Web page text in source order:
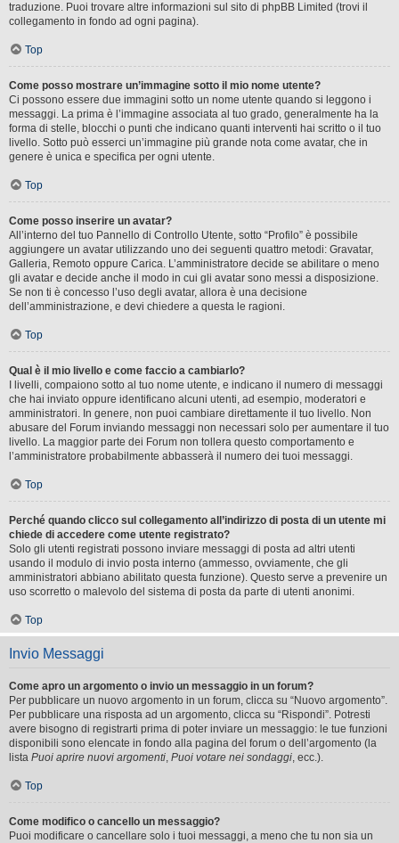
traduzione. Puoi trovare altre informazioni sul sito di phpBB Limited (trovi il
collegamento in fondo ad ogni pagina).
Top
Come posso mostrare un’immagine sotto il mio nome utente?
Ci possono essere due immagini sotto un nome utente quando si leggono i
messaggi. La prima è l’immagine associata al tuo grado, generalmente ha la
forma di stelle, blocchi o punti che indicano quanti interventi hai scritto o il tuo
livello. Sotto può esserci un’immagine più grande nota come avatar, che in
genere è unica e specifica per ogni utente.
Top
Come posso inserire un avatar?
All’interno del tuo Pannello di Controllo Utente, sotto “Profilo” è possibile
aggiungere un avatar utilizzando uno dei seguenti quattro metodi: Gravatar,
Galleria, Remoto oppure Carica. L’amministratore decide se abilitare o meno
gli avatar e decide anche il modo in cui gli avatar sono messi a disposizione.
Se non ti è concesso l’uso degli avatar, allora è una decisione
dell’amministrazione, e devi chiedere a questa le ragioni.
Top
Qual è il mio livello e come faccio a cambiarlo?
I livelli, compaiono sotto al tuo nome utente, e indicano il numero di messaggi
che hai inviato oppure identificano alcuni utenti, ad esempio, moderatori e
amministratori. In genere, non puoi cambiare direttamente il tuo livello. Non
abusare del Forum inviando messaggi non necessari solo per aumentare il tuo
livello. La maggior parte dei Forum non tollera questo comportamento e
l’amministratore probabilmente abbasserà il numero dei tuoi messaggi.
Top
Perché quando clicco sul collegamento all’indirizzo di posta di un utente mi
chiede di accedere come utente registrato?
Solo gli utenti registrati possono inviare messaggi di posta ad altri utenti
usando il modulo di invio posta interno (ammesso, ovviamente, che gli
amministratori abbiano abilitato questa funzione). Questo serve a prevenire un
uso scorretto o malevolo del sistema di posta da parte di utenti anonimi.
Top
Invio Messaggi
Come apro un argomento o invio un messaggio in un forum?
Per pubblicare un nuovo argomento in un forum, clicca su “Nuovo argomento”.
Per pubblicare una risposta ad un argomento, clicca su “Rispondi”. Potresti
avere bisogno di registrarti prima di poter inviare un messaggio: le tue funzioni
disponibili sono elencate in fondo alla pagina del forum o dell’argomento (la
lista Puoi aprire nuovi argomenti, Puoi votare nei sondaggi, ecc.).
Top
Come modifico o cancello un messaggio?
Puoi modificare o cancellare solo i tuoi messaggi, a meno che tu non sia un